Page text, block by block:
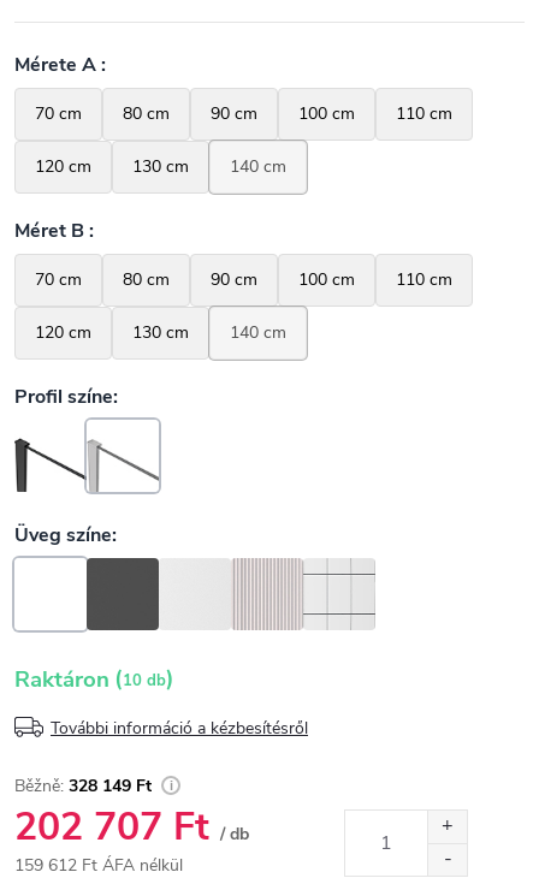
Raktáron (10 db)
További információ a kézbesítésről
328 149 Ft
202 707 Ft / db
159 612 Ft ÁFA nélkül